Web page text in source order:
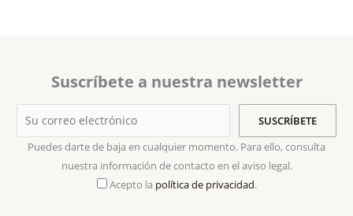
Suscríbete a nuestra newsletter
Puedes darte de baja en cualquier momento. Para ello, consulta
nuestra información de contacto en el aviso legal.
Acepto la política de privacidad.